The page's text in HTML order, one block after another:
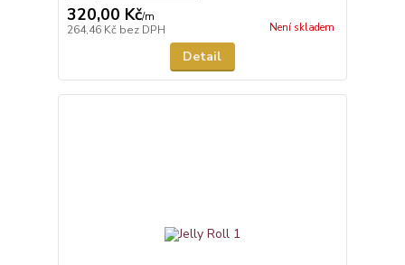
320,00 Kč/m
264,46 Kč bez DPH Není skladem
Detail